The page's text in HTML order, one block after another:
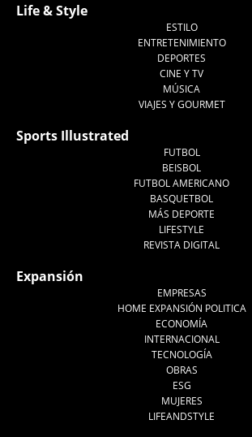
Life & Style
ESTILO
ENTRETENIMIENTO
DEPORTES
CINE Y TV
MÚSICA
VIAJES Y GOURMET
Sports Illustrated
FUTBOL
BEISBOL
FUTBOL AMERICANO
BASQUETBOL
MÁS DEPORTE
LIFESTYLE
REVISTA DIGITAL
Expansión
EMPRESAS
HOME EXPANSIÓN POLITICA
ECONOMÍA
INTERNACIONAL
TECNOLOGÍA
OBRAS
ESG
MUJERES
LIFEANDSTYLE